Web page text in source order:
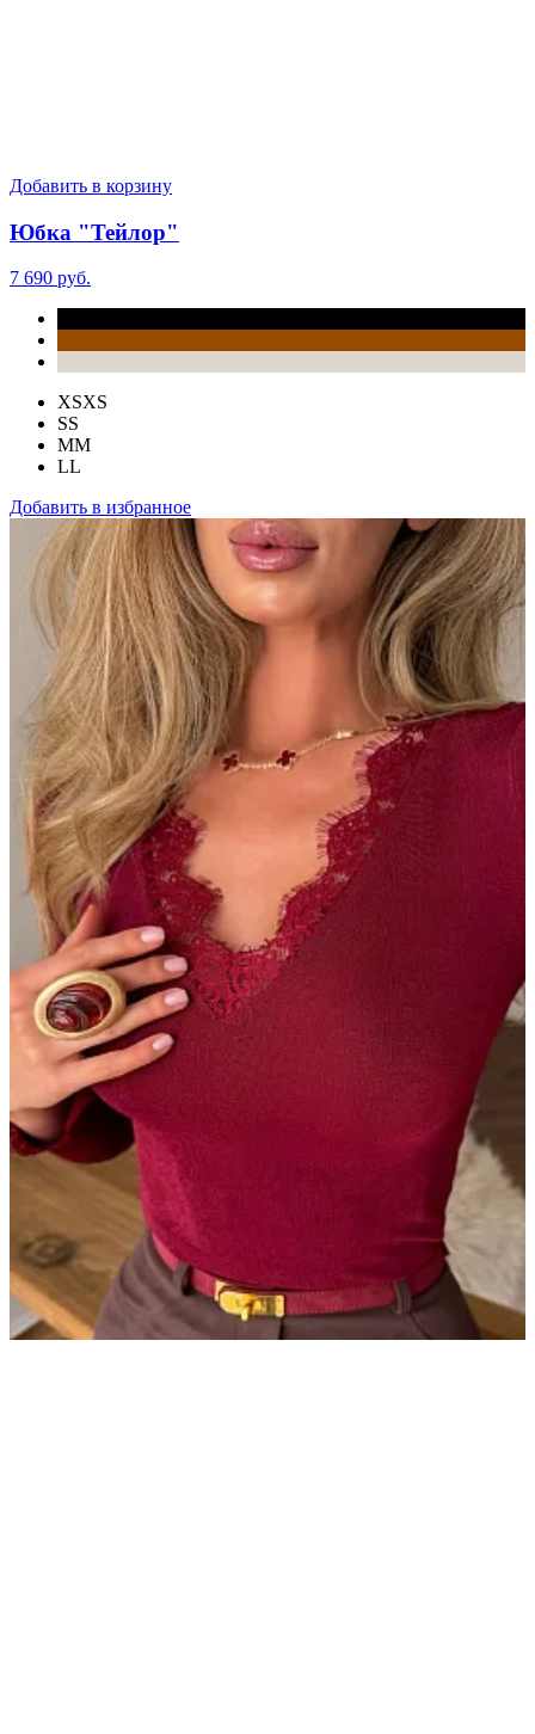
Добавить в корзину
Юбка "Тейлор"
7 690 руб.
XSXS
SS
MM
LL
Добавить в избранное